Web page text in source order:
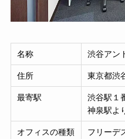
名称 渋谷アン
住所 東京都渋
最寄駅
渋谷駅１
神泉駅よ
オフィスの種類
フリーデ